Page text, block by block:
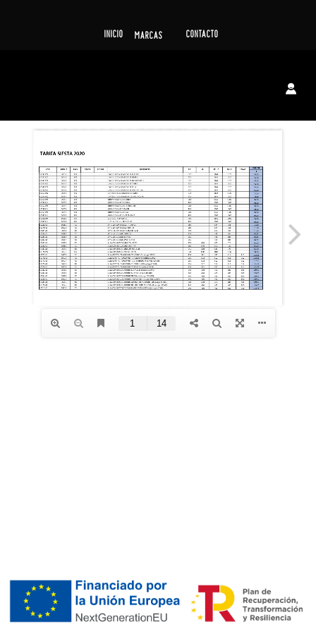
INICIO MARCAS CONTACTO